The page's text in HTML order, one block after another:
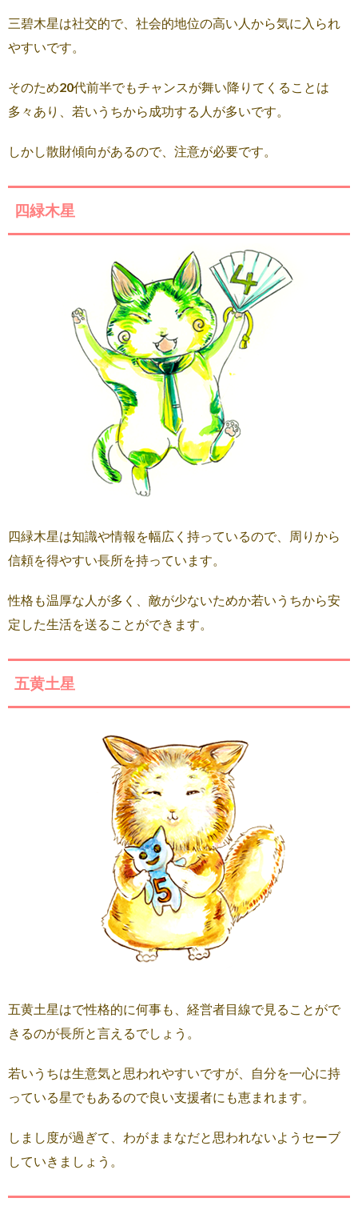
三碧木星は社交的で、社会的地位の高い人から気に入られ
やすいです。
そのため20代前半でもチャンスが舞い降りてくることは
多々あり、若いうちから成功する人が多いです。
しかし散財傾向があるので、注意が必要です。
四緑木星
四緑木星は知識や情報を幅広く持っているので、周りから
信頼を得やすい長所を持っています。
性格も温厚な人が多く、敵が少ないためか若いうちから安
定した生活を送ることができます。
五黄土星
五黄土星はで性格的に何事も、経営者目線で見ることがで
きるのが長所と言えるでしょう。
若いうちは生意気と思われやすいですが、自分を一心に持
っている星でもあるので良い支援者にも恵まれます。
しまし度が過ぎて、わがままなだと思われないようセーブ
していきましょう。